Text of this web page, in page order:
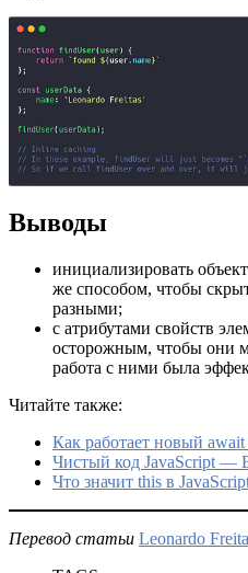
Выводы
инициализировать
же способом, чтобы
разными;
с атрибутами свойств
осторожным, чтобы они
работа с ними была
Читайте также:
Как работает новый
Чистый код JavaScript —
Что значит this в
Перевод статьи Leonardo